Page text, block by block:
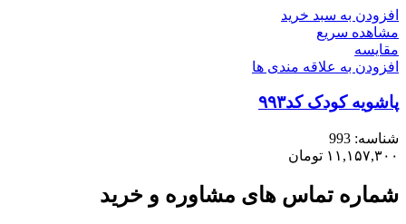
افزودن به سبد خرید
مشاهده سریع
مقایسه
افزودن به علاقه مندی ها
پاشویه کودک کد۹۹۳
شناسه: 993
۱۱,۱۵۷,۳۰۰ تومان
شماره تماس های مشاوره و خرید